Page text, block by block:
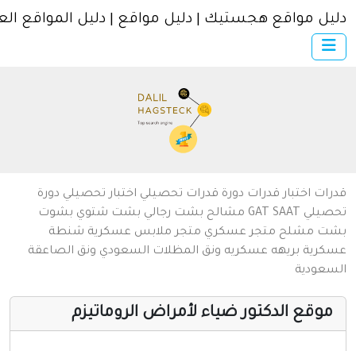
× الرئيسية
اتصل بنا
تسجيل
دخول
سياسة الخصوصية
شروط الاستخدام
مواقع إخباريه
كمبيوتر وبرامج
مواقع هجستيك | دليل مواقع | دليل المواقع العربية
اختبار قدرات دورة قدرات تحصيلي اختبار تحصيلي دورة
SAAT
GAT مشالح بشت رجالي بشت شتوي بشوت
مشلح متجر عسكري متجر ملابس عسكرية شنطة
بريهه عسكريه ونق المظلات السعودي ونق الصاعقة
الدكتور ضياء لأمراض الروماتيزم